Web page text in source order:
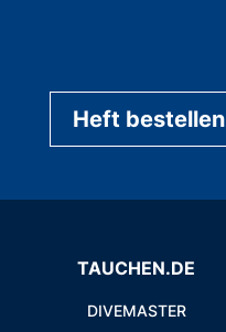
Heft bestellen
TAUCHEN.DE
DIVEMASTER